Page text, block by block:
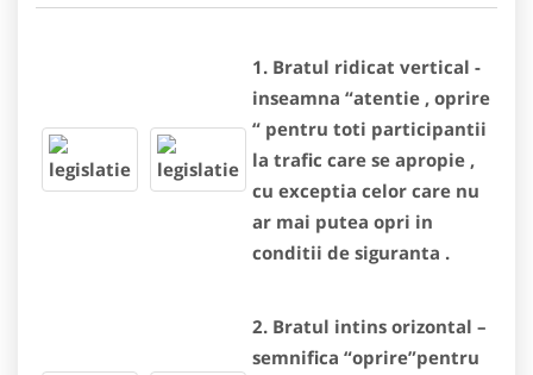
1. Bratul ridicat vertical -
inseamna “atentie , oprire
“ pentru toti participantii
la trafic care se apropie ,
cu exceptia celor care nu
ar mai putea opri in
conditii de siguranta .
2. Bratul intins orizontal –
semnifica “oprire”pentru